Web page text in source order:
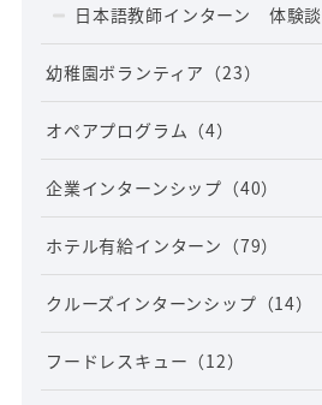
日本語教師インターン 体験談
幼稚園ボランティア （23）
オペアプログラム （4）
企業インターンシップ （40）
ホテル有給インターン （79）
クルーズインターンシップ （14）
フードレスキュー （12）